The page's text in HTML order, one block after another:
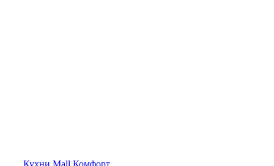
Кухни Mall Комфорт,